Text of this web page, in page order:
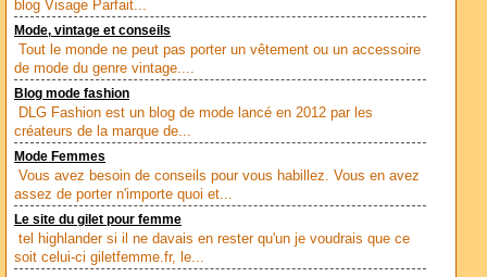
blog Visage Parfait...
Mode, vintage et conseils
Tout le monde ne peut pas porter un vêtement ou un accessoire
de mode du genre vintage....
Blog mode fashion
DLG Fashion est un blog de mode lancé en 2012 par les
créateurs de la marque de...
Mode Femmes
Vous avez besoin de conseils pour vous habillez. Vous en avez
assez de porter n'importe quoi et...
Le site du gilet pour femme
tel highlander si il ne davais en rester qu'un je voudrais que ce
soit celui-ci giletfemme.fr, le...